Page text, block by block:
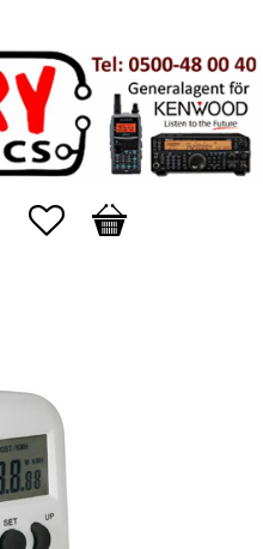
Favorites
Basket